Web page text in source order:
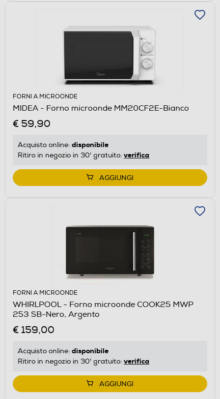
FORNI A MICROONDE
MIDEA - Forno microonde MM20CF2E-Bianco
€ 59,90
Acquisto online: disponibile
Ritiro in negozio in 30' gratuito: verifica
AGGIUNGI
FORNI A MICROONDE
WHIRLPOOL - Forno microonde COOK25 MWP
253 SB-Nero, Argento
€ 159,00
Acquisto online: disponibile
Ritiro in negozio in 30' gratuito: verifica
AGGIUNGI